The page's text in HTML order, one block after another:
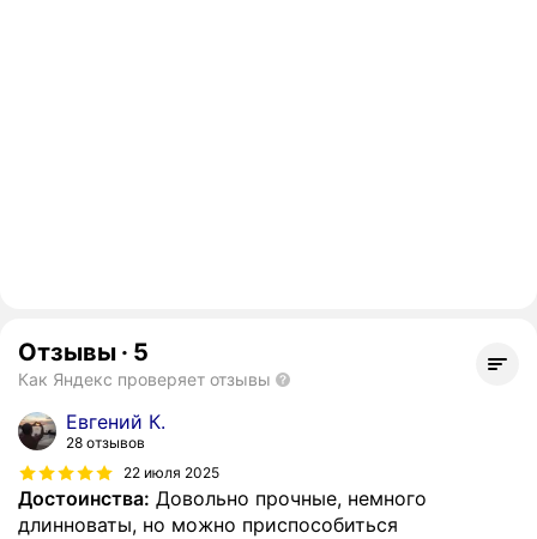
Отзывы · 5
Как Яндекс проверяет отзывы
Евгений К.
28 отзывов
22 июля 2025
Достоинства: Довольно прочные, немного
длинноваты, но можно приспособиться